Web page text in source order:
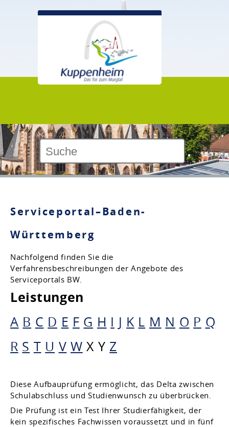
Serviceportal–Baden-
Württemberg
Nachfolgend finden Sie die
Verfahrensbeschreibungen der Angebote des
Serviceportals BW.
Leistungen
A B C D E F G H I J K L M N O P Q
R S T U V W X Y Z
Diese Aufbauprüfung ermöglicht, das Delta zwischen
Schulabschluss und Studienwunsch zu überbrücken.
Die Prüfung ist ein Test Ihrer Studierfähigkeit, der
kein spezifisches Fachwissen voraussetzt und in fünf